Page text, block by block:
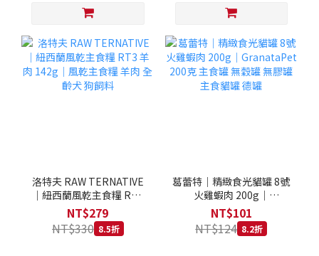
洛特夫 RAW TERNATIVE
｜紐西蘭風乾主食糧 RT3
羊肉 142g｜風乾主食糧 羊
肉 全齡犬 狗飼料
NT$279
NT$330 8.5折
葛蕾特｜精緻食光貓罐 8號
火雞蝦肉 200g｜
GranataPet 200克 主食罐
無穀罐 無膠罐 主食貓罐 德
罐
NT$101
NT$124 8.2折